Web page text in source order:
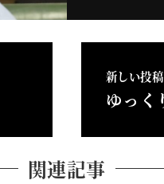
新しい投稿
ゆっく
関連記事